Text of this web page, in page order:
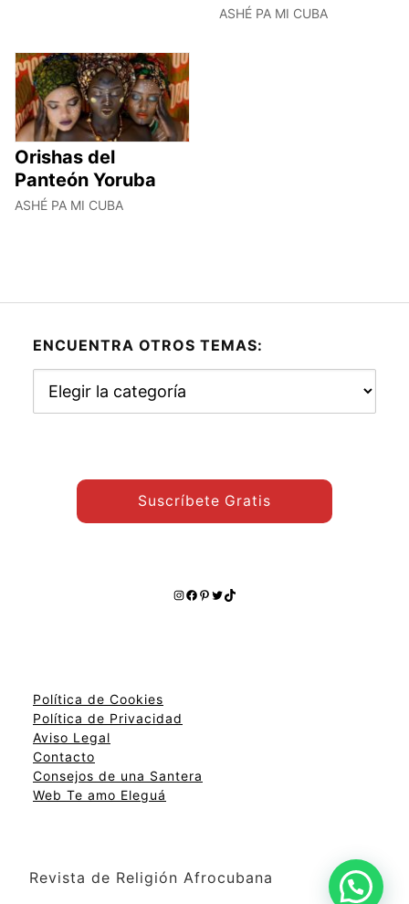
ASHÉ PA MI CUBA
Orishas del
Panteón Yoruba
ASHÉ PA MI CUBA
ENCUENTRA OTROS TEMAS:
otros
Suscríbete Gratis
Instagram
Facebook
Pinterest
Twitter
TikTok
Política de Cookies
Política de Privacidad
Aviso Legal
Contacto
Consejos de una Santera
Web Te amo Eleguá
Revista de Religión Afrocubana